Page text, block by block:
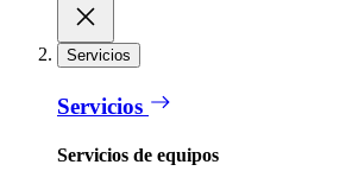
Servicios
Servicios
Servicios de equipos